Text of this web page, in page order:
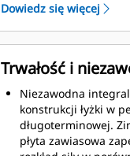
materiału na łyżkę.
prześwit lemiesza
zmniejszony opór
łyżki, co obniża
konserwacją.
Zużycie paliwa jest
podczas kopania.
gwarantują szybkie
materiału w celu
Dowiedz się więcej
Trwałość i
Niezawodna
konstrukcji łyżki w
długoterminowej.
płyta zawiasowa